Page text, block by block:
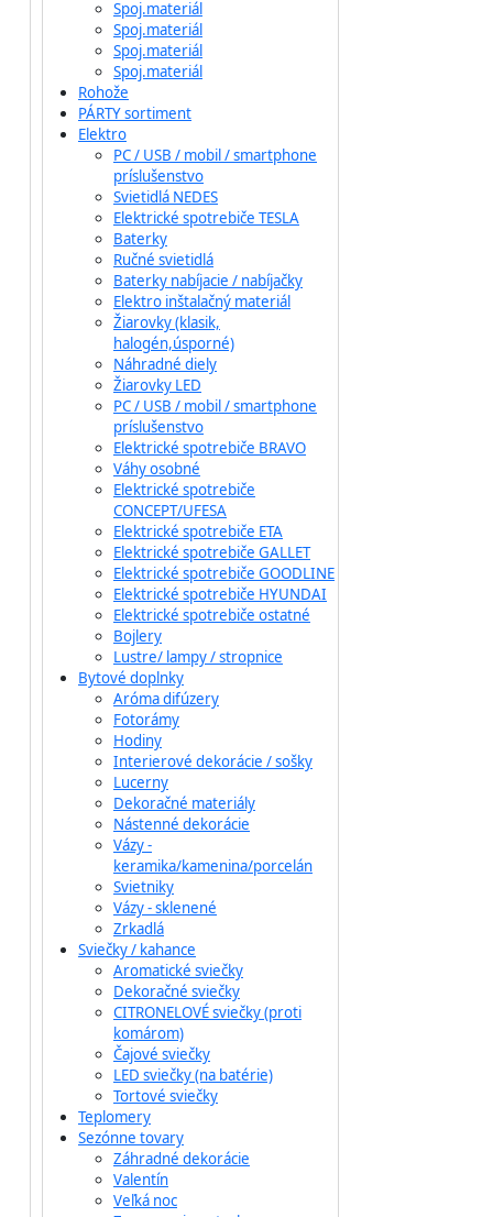
Spoj.materiál
Spoj.materiál
Spoj.materiál
Spoj.materiál
Rohože
PÁRTY sortiment
Elektro
PC / USB / mobil / smartphone
príslušenstvo
Svietidlá NEDES
Elektrické spotrebiče TESLA
Baterky
Ručné svietidlá
Baterky nabíjacie / nabíjačky
Elektro inštalačný materiál
Žiarovky (klasik,
halogén,úsporné)
Náhradné diely
Žiarovky LED
PC / USB / mobil / smartphone
príslušenstvo
Elektrické spotrebiče BRAVO
Váhy osobné
Elektrické spotrebiče
CONCEPT/UFESA
Elektrické spotrebiče ETA
Elektrické spotrebiče GALLET
Elektrické spotrebiče GOODLINE
Elektrické spotrebiče HYUNDAI
Elektrické spotrebiče ostatné
Bojlery
Lustre/ lampy / stropnice
Bytové doplnky
Aróma difúzery
Fotorámy
Hodiny
Interierové dekorácie / sošky
Lucerny
Dekoračné materiály
Nástenné dekorácie
Vázy -
keramika/kamenina/porcelán
Svietniky
Vázy - sklenené
Zrkadlá
Sviečky / kahance
Aromatické sviečky
Dekoračné sviečky
CITRONELOVÉ sviečky (proti
komárom)
Čajové sviečky
LED sviečky (na batérie)
Tortové sviečky
Teplomery
Sezónne tovary
Záhradné dekorácie
Valentín
Veľká noc